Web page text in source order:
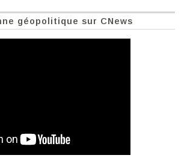
géopolitique sur CNews